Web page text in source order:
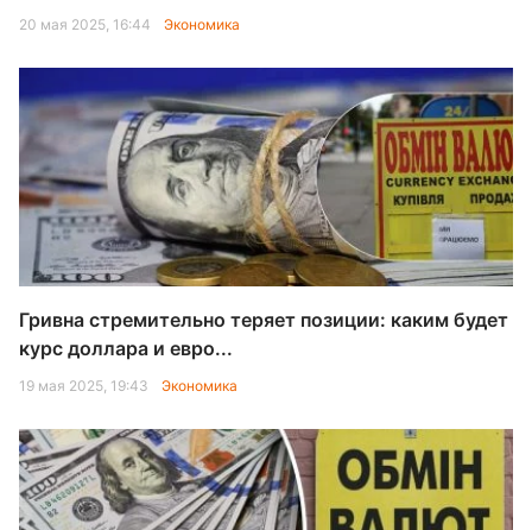
20 мая 2025, 16:44 Экономика
Гривна стремительно теряет позиции: каким будет
курс доллара и евро...
19 мая 2025, 19:43 Экономика